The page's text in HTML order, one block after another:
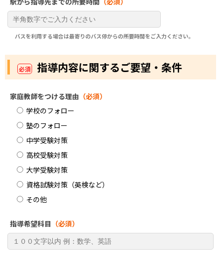
バスを利用する場合は最寄りのバス停からの所要時間をご入力ください。
必須 指導内容に関するご要望・条件
家庭教師をつける理由 （必須）
学校のフォロー
塾のフォロー
中学受験対策
高校受験対策
大学受験対策
資格試験対策（英検など）
その他
指導希望科目 （必須）